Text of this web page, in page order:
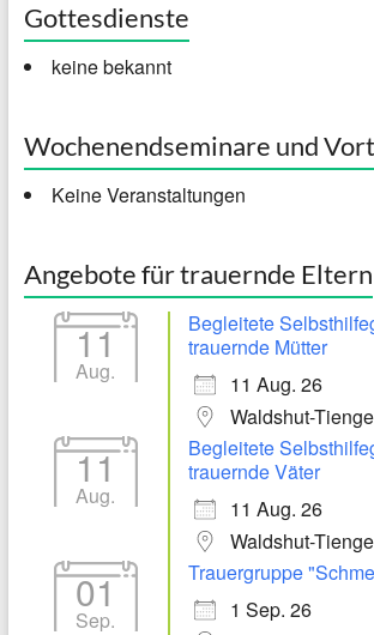
Gottesdienste
keine bekannt
Wochenendseminare und
Keine Veranstaltungen
Angebote für trauernde Eltern
11
Aug.
Begleitete
trauernde Mütter
11 Aug. 26
Waldshut-
11
Aug.
Begleitete
trauernde Väter
11 Aug. 26
Waldshut-
01
Sep.
Trauergruppe
1 Sep. 26